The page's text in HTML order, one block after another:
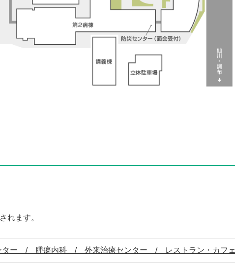
れます。
ター / 腫瘍内科 / 外来治療センター / レストラン・カフェ